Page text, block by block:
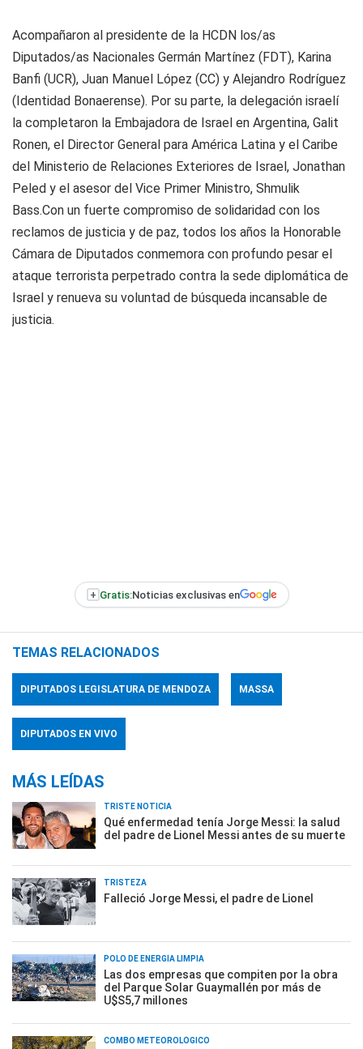
Acompañaron al presidente de la HCDN los/as
Diputados/as Nacionales Germán Martínez (FDT), Karina
Banfi (UCR), Juan Manuel López (CC) y Alejandro Rodríguez
(Identidad Bonaerense). Por su parte, la delegación israelí
la completaron la Embajadora de Israel en Argentina, Galit
Ronen, el Director General para América Latina y el Caribe
del Ministerio de Relaciones Exteriores de Israel, Jonathan
Peled y el asesor del Vice Primer Ministro, Shmulik
Bass.Con un fuerte compromiso de solidaridad con los
reclamos de justicia y de paz, todos los años la Honorable
Cámara de Diputados conmemora con profundo pesar el
ataque terrorista perpetrado contra la sede diplomática de
Israel y renueva su voluntad de búsqueda incansable de
justicia.
+ Gratis:Noticias exclusivas en
TEMAS RELACIONADOS
DIPUTADOS LEGISLATURA DE MENDOZA MASSA
DIPUTADOS EN VIVO
MÁS LEÍDAS
TRISTE NOTICIA
Qué enfermedad tenía Jorge Messi: la salud
del padre de Lionel Messi antes de su muerte
TRISTEZA
Falleció Jorge Messi, el padre de Lionel
POLO DE ENERGÍA LIMPIA
Las dos empresas que compiten por la obra
del Parque Solar Guaymallén por más de
U$S5,7 millones
COMBO METEOROLÓGICO